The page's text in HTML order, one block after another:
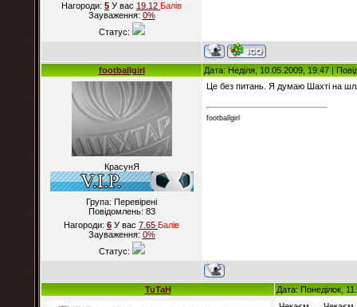
Нагороди: 5 У вас 19.12 Балiв
Зауваження: 0%
Статус:
footballgirl Дата: Неділя, 10.05.2009, 19:47 |
КрасунЯ
Група: Перевірені
Повідомлень: 83
Нагороди: 6 У вас 7.65 Балiв
Зауваження: 0%
Статус:
Це без питань. Я думаю Шахтi на
footballgirl
TuTaH Дата: Понеділок,